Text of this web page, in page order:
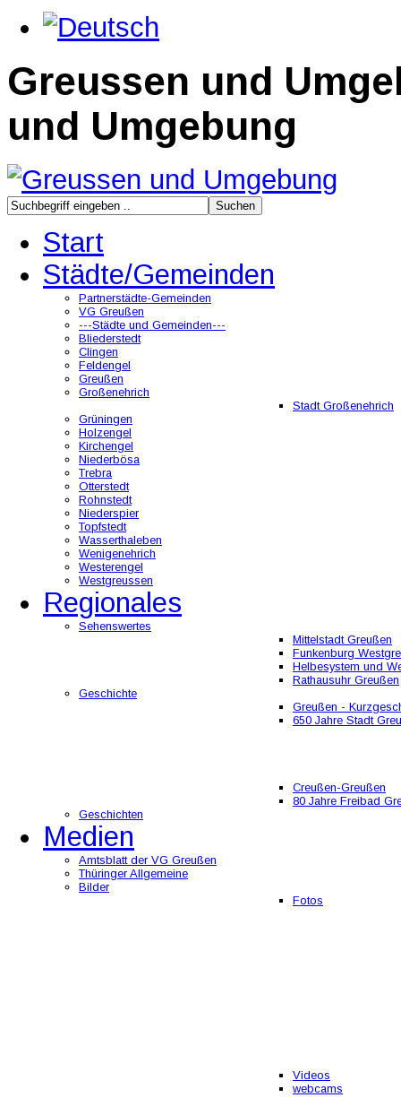
Greussen und
und Umgebung
Start
Städte/Gemeinden
Partnerstädte-Gemeinden
VG Greußen
---Städte und Gemeinden---
Bliederstedt
Clingen
Feldengel
Greußen
Großenehrich
Stadt Großenehrich
Grüningen
Holzengel
Kirchengel
Niederbösa
Trebra
Otterstedt
Rohnstedt
Niederspier
Topfstedt
Wasserthaleben
Wenigenehrich
Westerengel
Westgreussen
Regionales
Sehenswertes
Mittelstadt Greußen
Funkenburg
Helbesystem und
Rathausuhr Greußen
Geschichte
Greußen -
650 Jahre Stadt
Creußen-Greußen
80 Jahre Freibad
Geschichten
Medien
Amtsblatt der VG Greußen
Thüringer Allgemeine
Bilder
Fotos
Videos
webcams